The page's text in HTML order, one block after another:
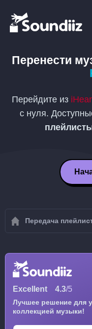
Перенести
Перейдите из
с нуля.
Передача
Excellent 4.3/5
Лучшее решение для
коллекцией музыки!